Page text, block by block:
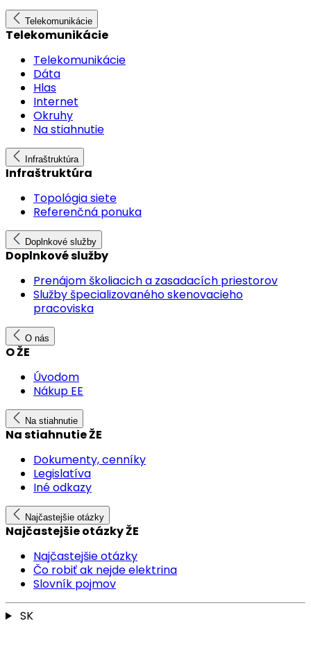
Telekomunikácie
Telekomunikácie
Telekomunikácie
Dáta
Hlas
Internet
Okruhy
Na stiahnutie
Infraštruktúra
Infraštruktúra
Topológia siete
Referenčná ponuka
Doplnkové služby
Doplnkové služby
Prenájom školiacich a zasadacích priestorov
Služby špecializovaného skenovacieho
pracoviska
O nás
O ŽE
Úvodom
Nákup EE
Na stiahnutie
Na stiahnutie ŽE
Dokumenty, cenníky
Legislatíva
Iné odkazy
Najčastejšie otázky
Najčastejšie otázky ŽE
Najčastejšie otázky
Čo robiť ak nejde elektrina
Slovník pojmov
SK